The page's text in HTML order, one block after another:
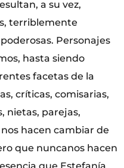
a su vez,
terriblemente
Personajes
hasta siendo
facetas de la
críticas, comisarias,
nietas, parejas,
hacen cambiar de
que nuncanos hacen